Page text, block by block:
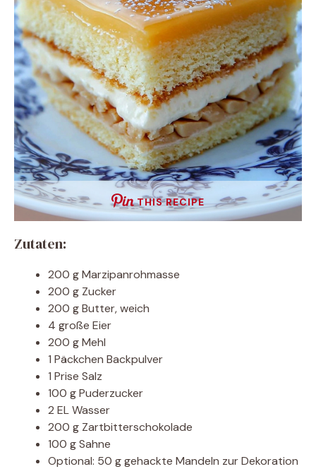
THIS RECIPE
Zutaten:
200 g Marzipanrohmasse
200 g Zucker
200 g Butter, weich
4 große Eier
200 g Mehl
1 Päckchen Backpulver
1 Prise Salz
100 g Puderzucker
2 EL Wasser
200 g Zartbitterschokolade
100 g Sahne
Optional: 50 g gehackte Mandeln zur Dekoration